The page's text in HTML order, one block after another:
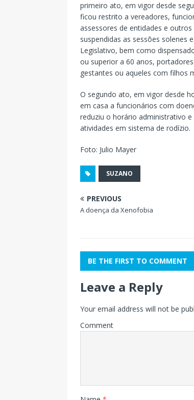
primeiro ato, em vigor desde
ficou restrito a vereadores,
assessores de entidades e
suspendidas as sessões solenes
Legislativo, bem como
ou superior a 60 anos,
gestantes ou aqueles com filhos
O segundo ato, em vigor desde
em casa a funcionários com
reduziu o horário administrativo
atividades em sistema de rodízio.
Foto: Julio Mayer
SUZANO
PREVIOUS
A doença da Xenofobia
BE THE FIRST TO COMMENT
Leave a Reply
Your email address will not be
Comment